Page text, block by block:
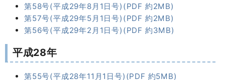
第58号(平成29年8月1日号)(PDF 約2MB)
第57号(平成29年5月1日号)(PDF 約2MB)
第56号(平成29年2月1日号)(PDF 約3MB)
平成28年
第55号(平成28年11月1日号)(PDF 約5MB)